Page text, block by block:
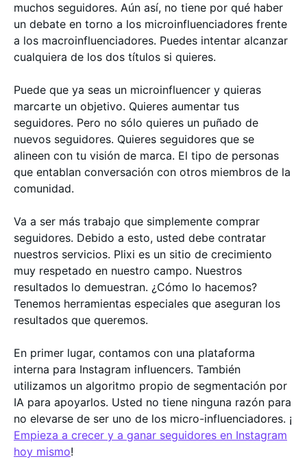
muchos seguidores. Aún así, no tiene por qué haber
un debate en torno a los microinfluenciadores frente
a los macroinfluenciadores. Puedes intentar alcanzar
cualquiera de los dos títulos si quieres.
Puede que ya seas un microinfluencer y quieras
marcarte un objetivo. Quieres aumentar tus
seguidores. Pero no sólo quieres un puñado de
nuevos seguidores. Quieres seguidores que se
alineen con tu visión de marca. El tipo de personas
que entablan conversación con otros miembros de la
comunidad.
Va a ser más trabajo que simplemente comprar
seguidores. Debido a esto, usted debe contratar
nuestros servicios. Plixi es un sitio de crecimiento
muy respetado en nuestro campo. Nuestros
resultados lo demuestran. ¿Cómo lo hacemos?
Tenemos herramientas especiales que aseguran los
resultados que queremos.
En primer lugar, contamos con una plataforma
interna para Instagram influencers. También
utilizamos un algoritmo propio de segmentación por
IA para apoyarlos. Usted no tiene ninguna razón para
no elevarse de ser uno de los micro-influenciadores. ¡
Empieza a crecer y a ganar seguidores en Instagram
hoy mismo!